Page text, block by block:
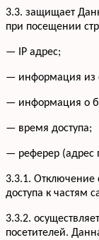
3.3. защищает
при посещении
— IP адрес;
— информация из
— информация о
— время доступа;
— реферер (адрес
3.3.1. Отключение
доступа к частям
3.3.2.
посетителей.